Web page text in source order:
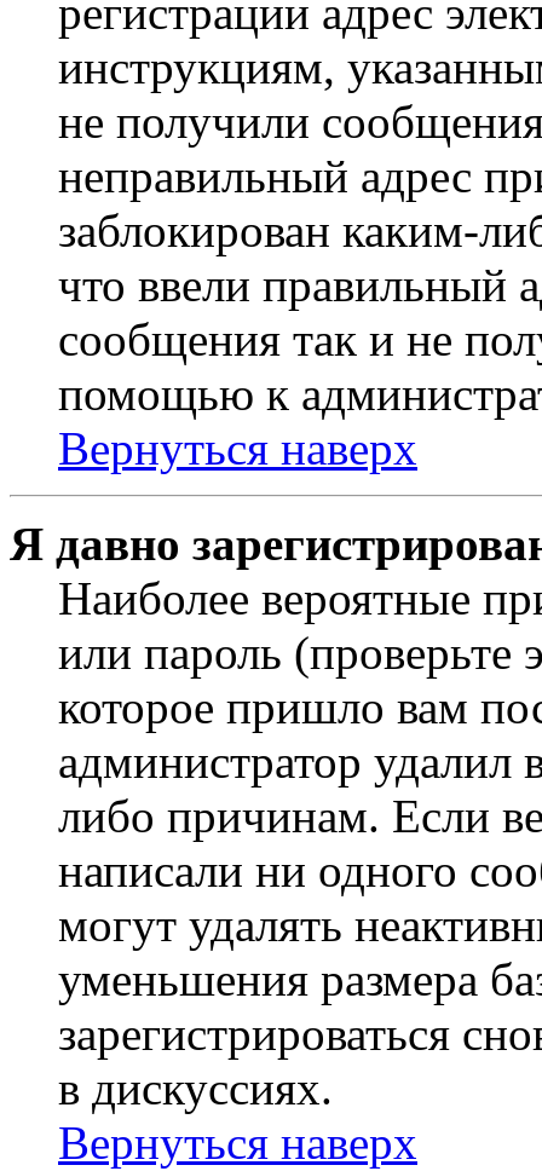
регистрации адрес
инструкциям,
не получили
неправильный адрес
заблокирован каким-
что ввели правильный
сообщения так и не
помощью к
Вернуться наверх
Я давно
Наиболее вероятные
или пароль (проверьте
которое пришло вам
администратор
либо причинам. Если
написали ни одного
могут удалять
уменьшения размера
зарегистрироваться
в дискуссиях.
Вернуться наверх